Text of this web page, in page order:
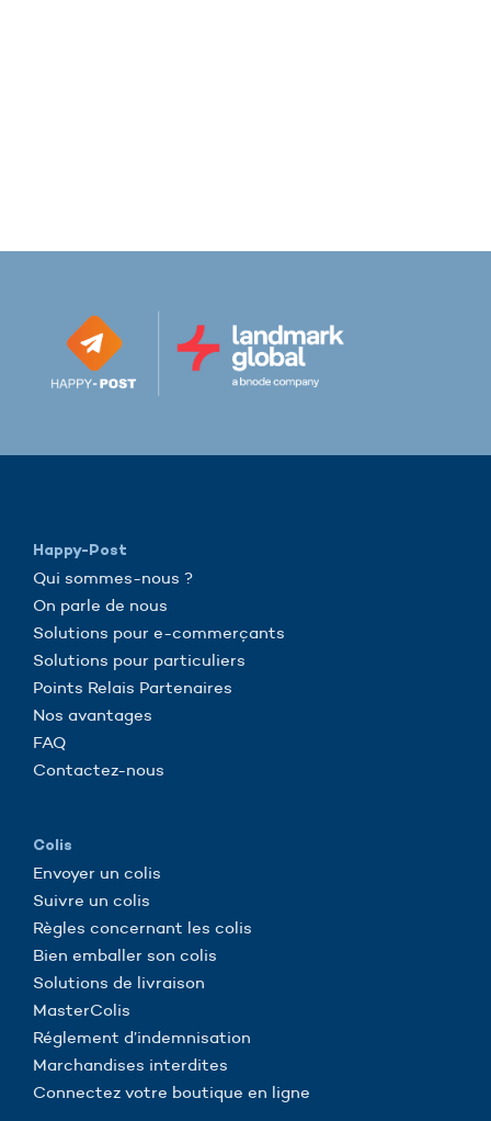
Happy-Post
Qui sommes-nous ?
On parle de nous
Solutions pour e-commerçants
Solutions pour particuliers
Points Relais Partenaires
Nos avantages
FAQ
Contactez-nous
Colis
Envoyer un colis
Suivre un colis
Règles concernant les colis
Bien emballer son colis
Solutions de livraison
MasterColis
Réglement d’indemnisation
Marchandises interdites
Connectez votre boutique en ligne